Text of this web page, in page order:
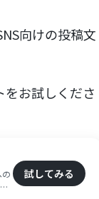
向けの投稿文
をお試しくださ
試してみる